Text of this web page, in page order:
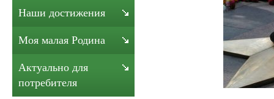
Наши достижения
Моя малая Родина
Актуально для
потребителя